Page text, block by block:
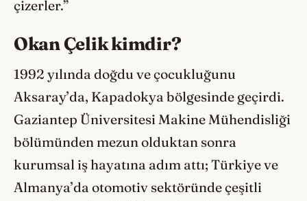
çizerler.”
Okan Çelik kimdir?
1992 yılında doğdu ve çocukluğunu
Aksaray’da, Kapadokya bölgesinde geçirdi.
Gaziantep Üniversitesi Makine Mühendisliği
bölümünden mezun olduktan sonra
kurumsal iş hayatına adım attı; Türkiye ve
Almanya’da otomotiv sektöründe çeşitli